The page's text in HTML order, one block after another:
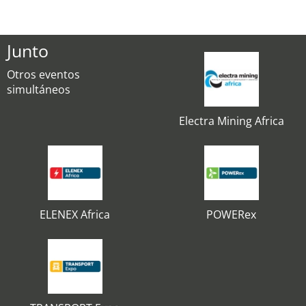
Junto
Otros eventos
simultáneos
Electra Mining Africa
ELENEX Africa POWERex